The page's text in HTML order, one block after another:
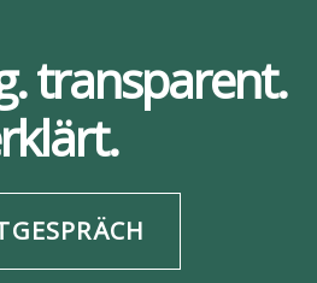
transparent.